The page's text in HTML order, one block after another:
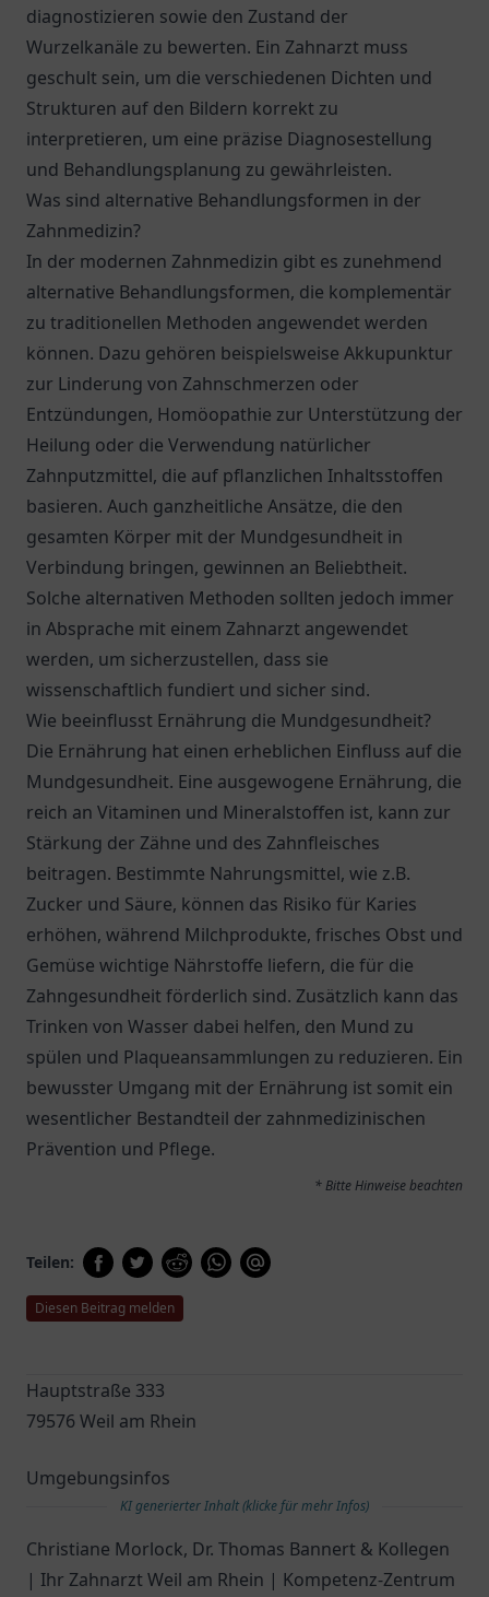
diagnostizieren sowie den Zustand der
Wurzelkanäle zu bewerten. Ein Zahnarzt muss
geschult sein, um die verschiedenen Dichten und
Strukturen auf den Bildern korrekt zu
interpretieren, um eine präzise Diagnosestellung
und Behandlungsplanung zu gewährleisten.
Was sind alternative Behandlungsformen in der
Zahnmedizin?
In der modernen Zahnmedizin gibt es zunehmend
alternative Behandlungsformen, die komplementär
zu traditionellen Methoden angewendet werden
können. Dazu gehören beispielsweise Akkupunktur
zur Linderung von Zahnschmerzen oder
Entzündungen, Homöopathie zur Unterstützung der
Heilung oder die Verwendung natürlicher
Zahnputzmittel, die auf pflanzlichen Inhaltsstoffen
basieren. Auch ganzheitliche Ansätze, die den
gesamten Körper mit der Mundgesundheit in
Verbindung bringen, gewinnen an Beliebtheit.
Solche alternativen Methoden sollten jedoch immer
in Absprache mit einem Zahnarzt angewendet
werden, um sicherzustellen, dass sie
wissenschaftlich fundiert und sicher sind.
Wie beeinflusst Ernährung die Mundgesundheit?
Die Ernährung hat einen erheblichen Einfluss auf die
Mundgesundheit. Eine ausgewogene Ernährung, die
reich an Vitaminen und Mineralstoffen ist, kann zur
Stärkung der Zähne und des Zahnfleisches
beitragen. Bestimmte Nahrungsmittel, wie z.B.
Zucker und Säure, können das Risiko für Karies
erhöhen, während Milchprodukte, frisches Obst und
Gemüse wichtige Nährstoffe liefern, die für die
Zahngesundheit förderlich sind. Zusätzlich kann das
Trinken von Wasser dabei helfen, den Mund zu
spülen und Plaqueansammlungen zu reduzieren. Ein
bewusster Umgang mit der Ernährung ist somit ein
wesentlicher Bestandteil der zahnmedizinischen
Prävention und Pflege.
* Bitte Hinweise beachten
Teilen:
Diesen Beitrag melden
Hauptstraße 333
79576 Weil am Rhein
Umgebungsinfos
KI generierter Inhalt (klicke für mehr Infos)
Christiane Morlock, Dr. Thomas Bannert & Kollegen
| Ihr Zahnarzt Weil am Rhein | Kompetenz-Zentrum